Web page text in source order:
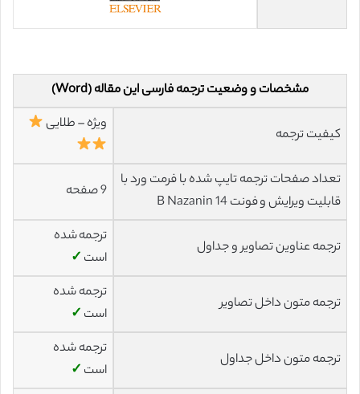
مشخصات و وضعیت ترجمه فارسی این مقاله (Word)
کیفیت ترجمه
ویژه – طلایی
تعداد صفحات ترجمه تایپ شده با فرمت ورد با
قابلیت ویرایش و فونت 14 B Nazanin
9 صفحه
ترجمه عناوین تصاویر و جداول
ترجمه شده
است ✓
ترجمه متون داخل تصاویر
ترجمه شده
است ✓
ترجمه متون داخل جداول
ترجمه شده
است ✓